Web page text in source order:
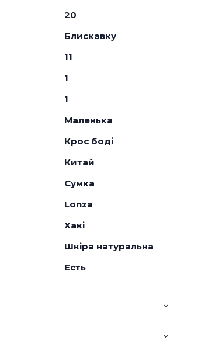
20
Блискавку
11
1
1
Маленька
Крос боді
Китай
Сумка
Lonza
Хакі
Шкіра натуральна
Есть